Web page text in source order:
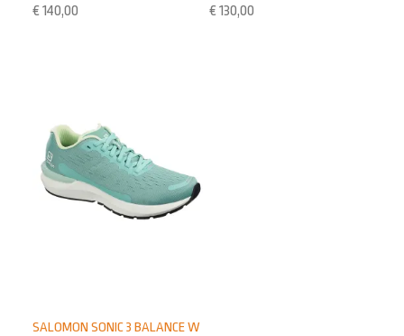
€ 130,00
€ 140,00
SALOMON SONIC 3 BALANCE W